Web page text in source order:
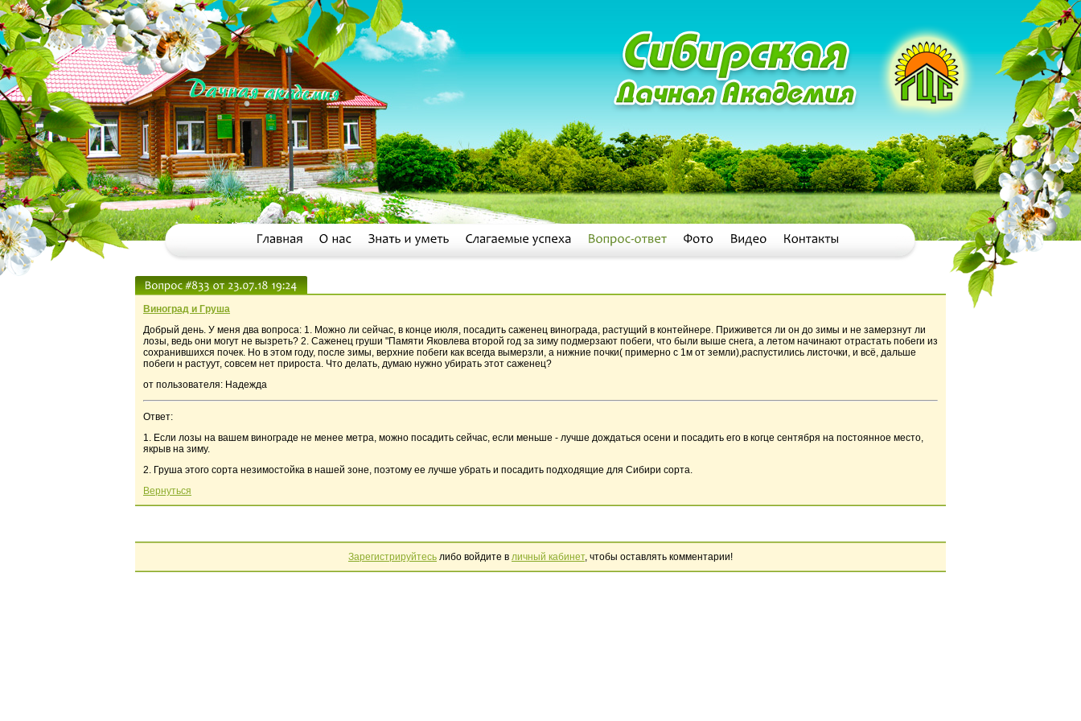
Виноград и Груша
Добрый день. У меня два вопроса: 1. Можно ли сейчас, в конце июля, посадить саженец винограда, растущий в контейнере. Приживется ли он до зимы и не замерзнут ли
лозы, ведь они могут не вызреть? 2. Саженец груши "Памяти Яковлева второй год за зиму подмерзают побеги, что были выше снега, а летом начинают отрастать побеги из
сохранившихся почек. Но в этом году, после зимы, верхние побеги как всегда вымерзли, а нижние почки( примерно с 1м от земли),распустились листочки, и всё, дальше
побеги н растуут, совсем нет прироста. Что делать, думаю нужно убирать этот саженец?
от пользователя: Надежда
Ответ:
1. Если лозы на вашем винограде не менее метра, можно посадить сейчас, если меньше - лучше дождаться осени и посадить его в когце сентября на постоянное место,
якрыв на зиму.
2. Груша этого сорта незимостойка в нашей зоне, поэтому ее лучше убрать и посадить подходящие для Сибири сорта.
Вернуться
Зарегистрируйтесь либо войдите в личный кабинет, чтобы оставлять комментарии!